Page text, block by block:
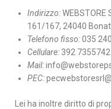
Indirizzo:WEBSTORE
161/167, 24040
Telefono fisso:035
Cellulare: 392 7355742
Mail:
PEC:
Lei ha inoltre diritto di